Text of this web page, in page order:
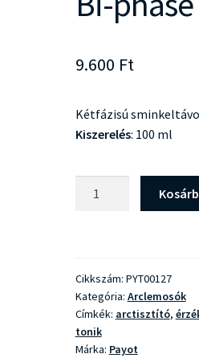
9.600 Ft
Kétfázisú
Kiszerelés: 100 ml
Yeux
et
Levres
mennyiség
Cikkszám: PYT00127
Kategória: Arclemosók
Címkék: arctisztító,
tonik
Márka: Payot